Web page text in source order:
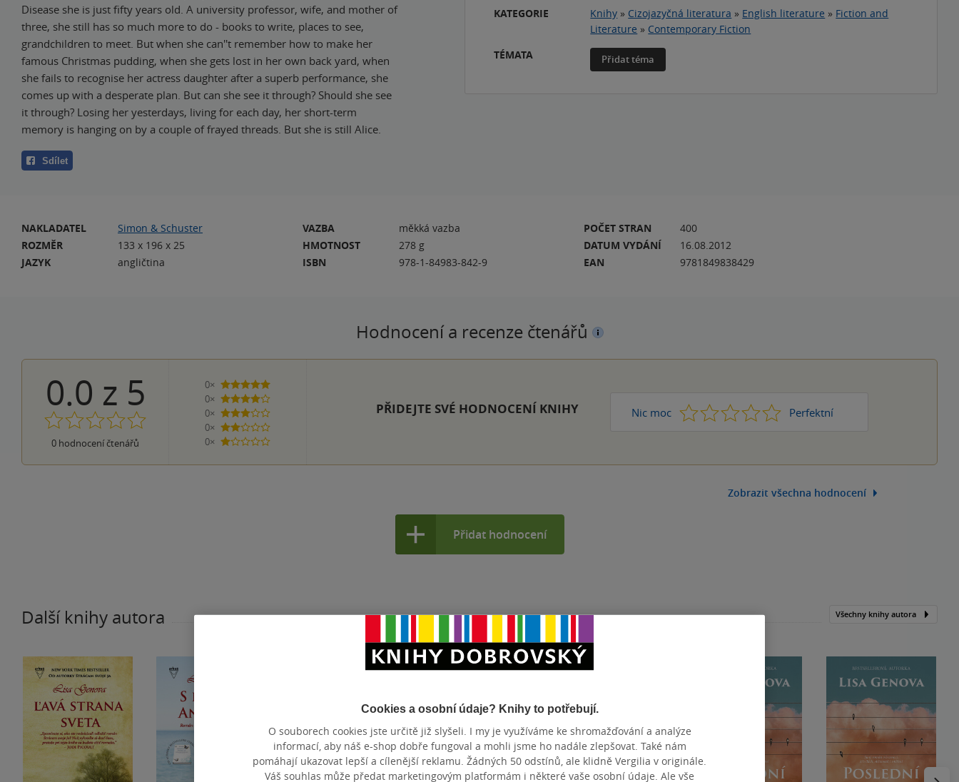
Disease she is just fifty years old. A university professor, wife, and mother of
three, she still has so much more to do - books to write, places to see,
grandchildren to meet. But when she can''t remember how to make her
famous Christmas pudding, when she gets lost in her own back yard, when
she fails to recognise her actress daughter after a superb performance, she
comes up with a desperate plan. But can she see it through? Should she see
it through? Losing her yesterdays, living for each day, her short-term
memory is hanging on by a couple of frayed threads. But she is still Alice.
Sdílet
KATEGORIE Knihy » Cizojazyčná literatura » English literature » Fiction and
Literature » Contemporary Fiction
TÉMATA
Přidat téma
NAKLADATEL
Simon & Schuster
ROZMĚR
133 x 196 x 25
JAZYK
angličtina
VAZBA
měkká vazba
HMOTNOST
278 g
ISBN
978-1-84983-842-9
POČET STRAN
400
DATUM VYDÁNÍ
16.08.2012
EAN
9781849838429
Hodnocení a recenze čtenářů
0.0 z 5
0 hodnocení čtenářů
0×
5 hvězdiček
0×
4 hvězdičky
0×
3 hvězdičky
0×
2 hvězdičky
0×
1 hvezdička
PŘIDEJTE SVÉ HODNOCENÍ KNIHY Nic moc 1 2 3 4 Perfektní
5
Zobrazit všechna hodnocení
Přidat hodnocení
Další knihy autora Všechny knihy autora
Cookies a osobní údaje? Knihy to potřebují.
O souborech cookies jste určitě již slyšeli. I my je využíváme ke shromažďování a analýze
informací, aby náš e-shop dobře fungoval a mohli jsme ho nadále zlepšovat. Také nám
pomáhají ukazovat lepší a cílenější reklamu. Žádných 50 odstínů, ale klidně Vergilia v originále.
Váš souhlas může předat marketingovým platformám i některé vaše osobní údaje. Ale vše